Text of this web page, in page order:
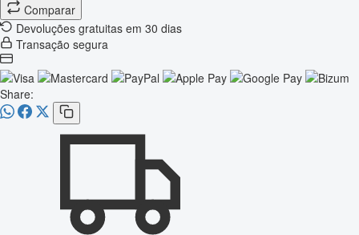
Comparar
Devoluções gratuitas em 30 dias
Transação segura
Share: